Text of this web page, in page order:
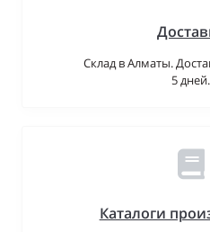
Склад в Алматы.
5 дней.
Каталоги